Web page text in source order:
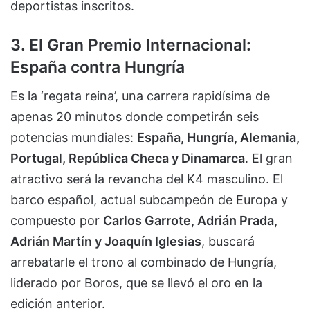
deportistas inscritos.
3. El Gran Premio Internacional:
España contra Hungría
Es la ‘regata reina’, una carrera rapidísima de
apenas 20 minutos donde competirán seis
potencias mundiales: España, Hungría, Alemania,
Portugal, República Checa y Dinamarca. El gran
atractivo será la revancha del K4 masculino. El
barco español, actual subcampeón de Europa y
compuesto por Carlos Garrote, Adrián Prada,
Adrián Martín y Joaquín Iglesias, buscará
arrebatarle el trono al combinado de Hungría,
liderado por Boros, que se llevó el oro en la
edición anterior.